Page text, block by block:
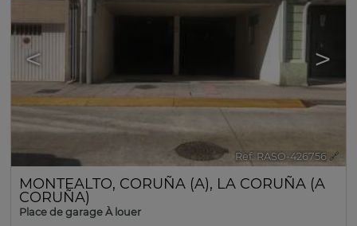
< >
Ref. RASO-426756 🔗
MONTEALTO, CORUÑA (A), LA CORUÑA (A
CORUÑA)
Place de garage À louer